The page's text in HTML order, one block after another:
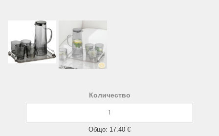
Количество
Общо: 17.40 €